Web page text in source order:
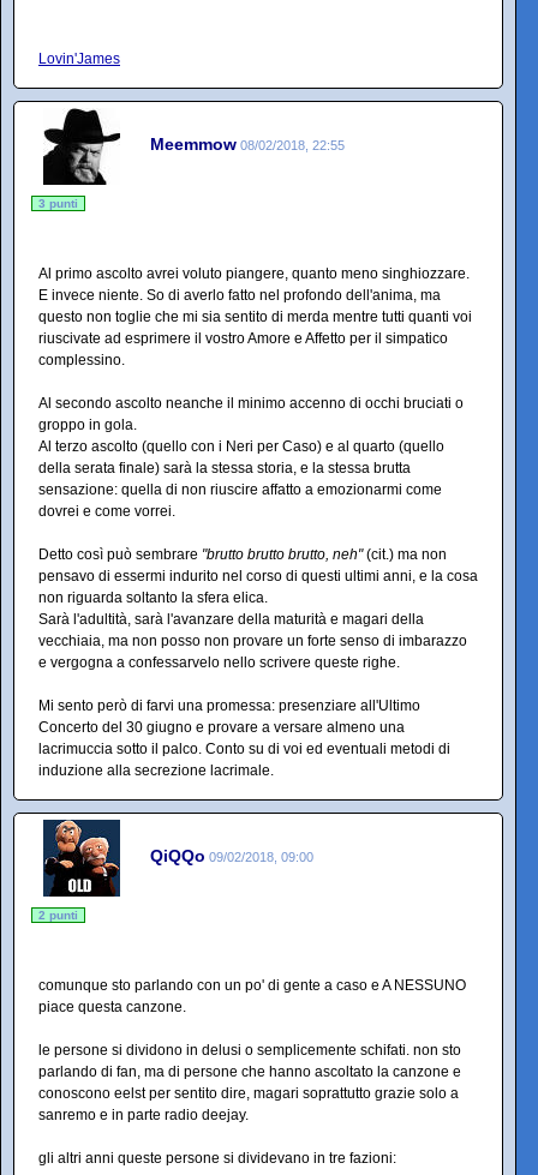
Lovin'James
Meemmow 08/02/2018, 22:55
3 punti
Al primo ascolto avrei voluto piangere, quanto meno singhiozzare.
E invece niente. So di averlo fatto nel profondo dell'anima, ma
questo non toglie che mi sia sentito di merda mentre tutti quanti voi
riuscivate ad esprimere il vostro Amore e Affetto per il simpatico
complessino.
Al secondo ascolto neanche il minimo accenno di occhi bruciati o
groppo in gola.
Al terzo ascolto (quello con i Neri per Caso) e al quarto (quello
della serata finale) sarà la stessa storia, e la stessa brutta
sensazione: quella di non riuscire affatto a emozionarmi come
dovrei e come vorrei.
Detto così può sembrare "brutto brutto brutto, neh"(cit.) ma non
pensavo di essermi indurito nel corso di questi ultimi anni, e la cosa
non riguarda soltanto la sfera elica.
Sarà l'adultità, sarà l'avanzare della maturità e magari della
vecchiaia, ma non posso non provare un forte senso di imbarazzo
e vergogna a confessarvelo nello scrivere queste righe.
Mi sento però di farvi una promessa: presenziare all'Ultimo
Concerto del 30 giugno e provare a versare almeno una
lacrimuccia sotto il palco. Conto su di voi ed eventuali metodi di
induzione alla secrezione lacrimale.
QiQQo 09/02/2018, 09:00
2 punti
comunque sto parlando con un po' di gente a caso e A NESSUNO
piace questa canzone.
le persone si dividono in delusi o semplicemente schifati. non sto
parlando di fan, ma di persone che hanno ascoltato la canzone e
conoscono eelst per sentito dire, magari soprattutto grazie solo a
sanremo e in parte radio deejay.
gli altri anni queste persone si dividevano in tre fazioni: